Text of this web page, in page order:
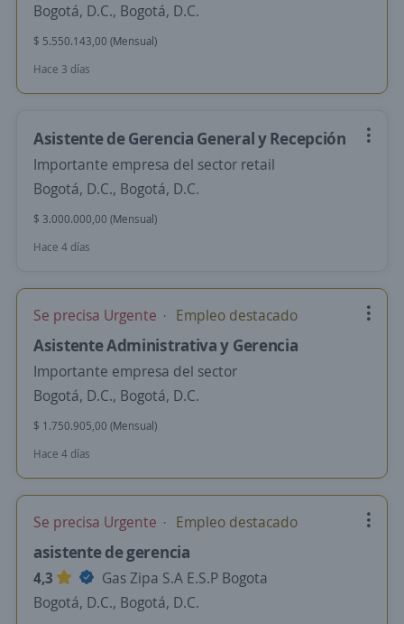
Bogotá, D.C., Bogotá, D.C.
$ 5.550.143,00 (Mensual)
Hace 3 días
Asistente de Gerencia General y Recepción
Importante empresa del sector retail
Bogotá, D.C., Bogotá, D.C.
$ 3.000.000,00 (Mensual)
Hace 4 días
Se precisa Urgente Empleo destacado
Asistente Administrativa y Gerencia
Importante empresa del sector
Bogotá, D.C., Bogotá, D.C.
$ 1.750.905,00 (Mensual)
Hace 4 días
Se precisa Urgente Empleo destacado
asistente de gerencia
4,3
Gas Zipa S.A E.S.P Bogota
Bogotá, D.C., Bogotá, D.C.